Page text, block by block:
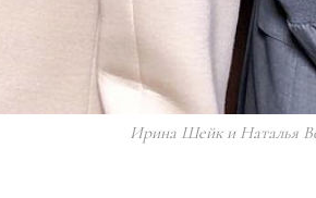
Ирина Шейк и Наталья